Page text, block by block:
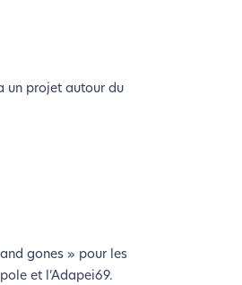
un acteur majeur de l’écoconception.
un projet autour du
gones » pour les
et l’Adapei69.